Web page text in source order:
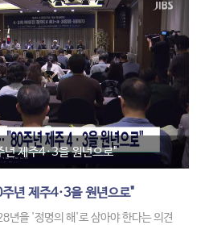
제주에 보내 신청인과 참고인 진술을 듣
니다.
가능합니다.
제주4·3을 원년으로"
과거사 해법 '정명'..."80주년 제주4·3을 원년으로"
년을 '정명의 해'로 삼아야 한다는 의견